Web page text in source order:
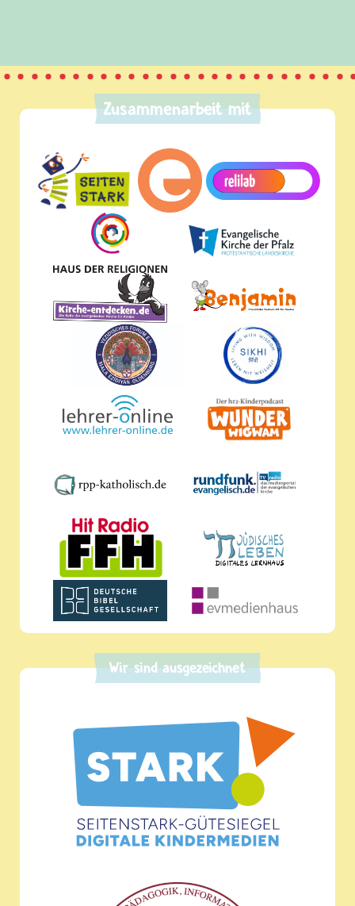
Zusammenarbeit mit
Wir sind ausgezeichnet